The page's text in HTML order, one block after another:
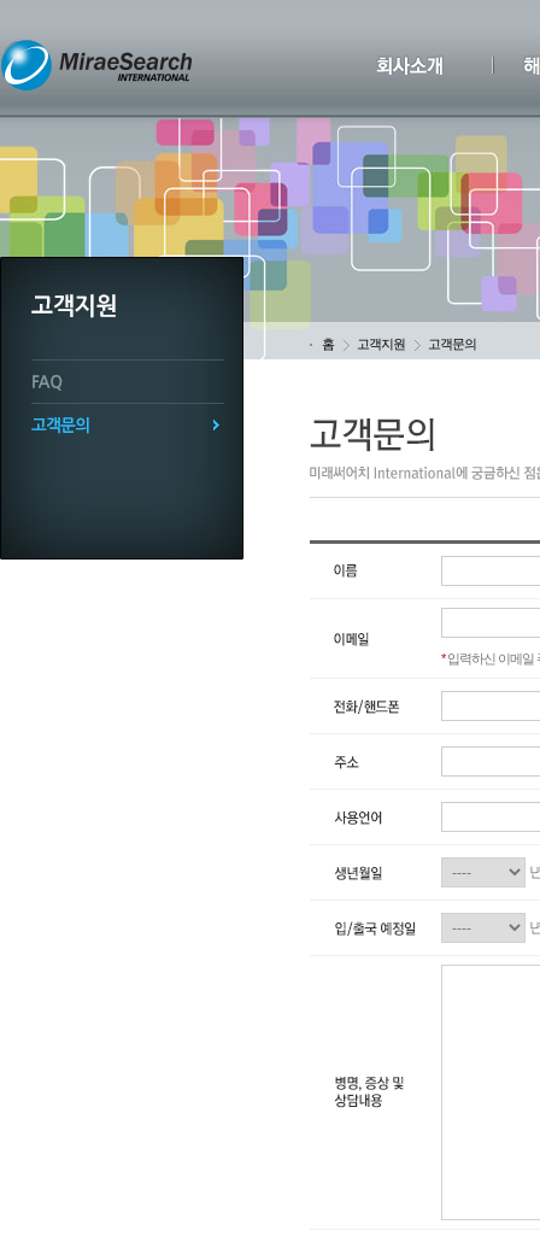
홈 고객지원 고객문의
*입력하신 이메일